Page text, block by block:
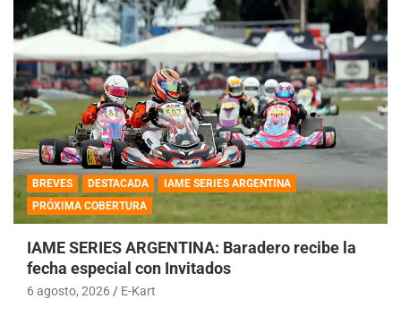
BREVES DESTACADA
IAME SERIES ARGENTINA
PRÓXIMA COBERTURA
IAME SERIES ARGENTINA: Baradero recibe la
fecha especial con Invitados
6 agosto, 2026 E-Kart